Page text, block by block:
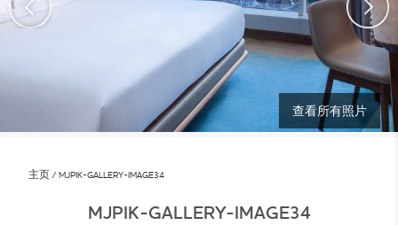
查看所有照片
主页 MJPIK-GALLERY-IMAGE34
MJPIK-GALLERY-IMAGE34